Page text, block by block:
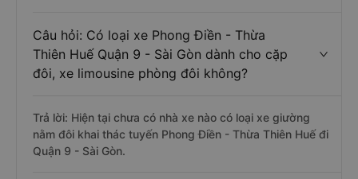
Câu hỏi: Có loại xe Phong Điền - Thừa
Thiên Huế Quận 9 - Sài Gòn dành cho cặp
đôi, xe limousine phòng đôi không?
Trả lời: Hiện tại chưa có nhà xe nào có loại xe giường
nằm đôi khai thác tuyến Phong Điền - Thừa Thiên Huế đi
Quận 9 - Sài Gòn.